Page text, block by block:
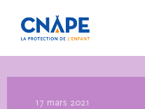
17 mars 2021